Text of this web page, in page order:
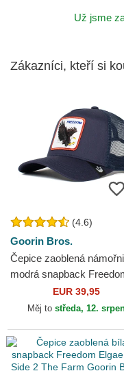
Už jsme
Zákazníci, kteří si
(4.6)
Goorin Bros.
Čepice zaoblená
modrá snapback
Truckin The Farm Goorin
Bros.
EUR 39,95
Měj to středa, 12.